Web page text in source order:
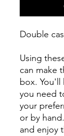
Double
Using
can make
box. You'll
you need
your
or by
and enjoy